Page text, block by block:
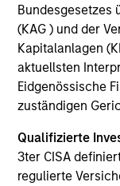
Bundesgesetzes
(KAG ) und der
Kapitalanlagen
aktuellsten
Eidgenössische
zuständigen
Qualifizierte
3ter CISA
regulierte
COUNTRY
United States
Invested on
Jun 2000